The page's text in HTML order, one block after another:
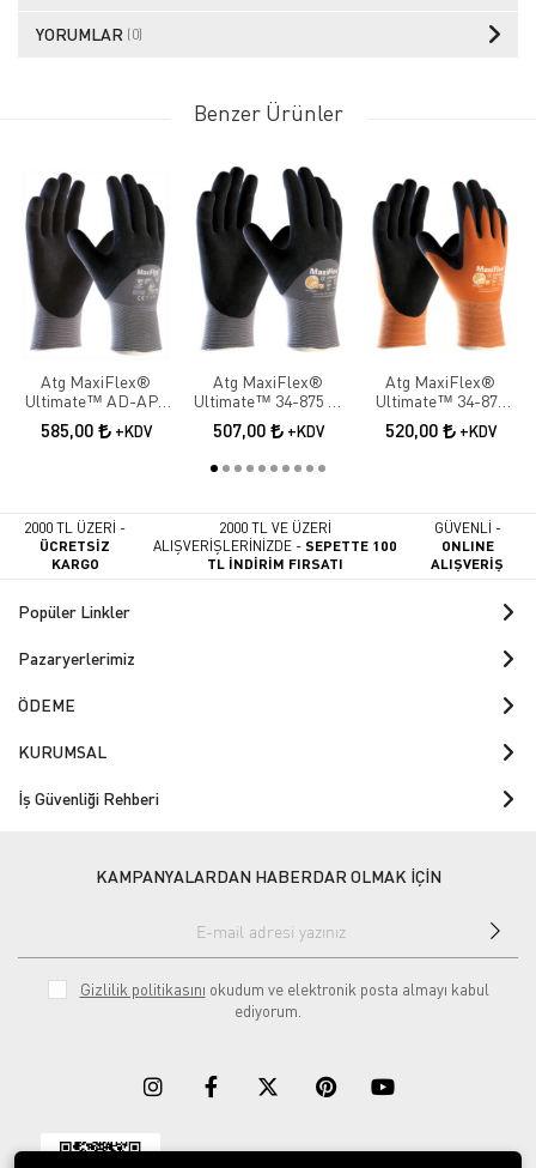
YORUMLAR (0)
Benzer Ürünler
Atg MaxiFlex®
Ultimate™ AD-APT
42-875 ¾ Dipped İş
Eldiveni
585,00 +KDV
Atg MaxiFlex®
Ultimate™ 34-875 ¾
Dipped İş Eldiveni
507,00 +KDV
Atg MaxiFlex®
Ultimate™ 34-878
Palm İş Eldiveni
520,00 +KDV
2000 TL ÜZERİ -
ÜCRETSİZ
KARGO
2000 TL VE ÜZERİ
ALIŞVERİŞLERİNİZDE -SEPETTE 100
TL İNDİRİM FIRSATI
GÜVENLİ -
ONLINE
ALIŞVERİŞ
Popüler Linkler
Pazaryerlerimiz
ÖDEME
KURUMSAL
İş Güvenliği Rehberi
KAMPANYALARDAN HABERDAR OLMAK İÇİN
Gizlilik politikasını okudum ve elektronik posta almayı kabul
ediyorum.